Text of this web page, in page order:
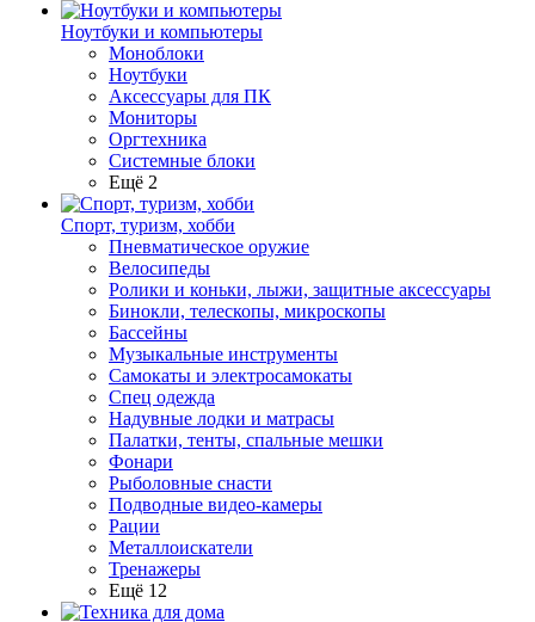
Ноутбуки и компьютеры
Моноблоки
Ноутбуки
Аксессуары для ПК
Мониторы
Оргтехника
Системные блоки
Ещё 2
Спорт, туризм, хобби
Пневматическое оружие
Велосипеды
Ролики и коньки, лыжи, защитные аксессуары
Бинокли, телескопы, микроскопы
Бассейны
Музыкальные инструменты
Самокаты и электросамокаты
Спец одежда
Надувные лодки и матрасы
Палатки, тенты, спальные мешки
Фонари
Рыболовные снасти
Подводные видео-камеры
Рации
Металлоискатели
Тренажеры
Ещё 12